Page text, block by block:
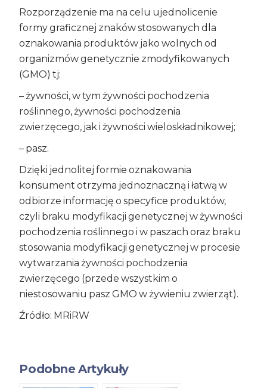
Rozporządzenie ma na celu ujednolicenie
formy graficznej znaków stosowanych dla
oznakowania produktów jako wolnych od
organizmów genetycznie zmodyfikowanych
(GMO) tj:
– żywności, w tym żywności pochodzenia
roślinnego, żywności pochodzenia
zwierzęcego, jak i żywności wieloskładnikowej;
– pasz.
Dzięki jednolitej formie oznakowania
konsument otrzyma jednoznaczną i łatwą w
odbiorze informację o specyfice produktów,
czyli braku modyfikacji genetycznej w żywności
pochodzenia roślinnego i w paszach oraz braku
stosowania modyfikacji genetycznej w procesie
wytwarzania żywności pochodzenia
zwierzęcego (przede wszystkim o
niestosowaniu pasz GMO w żywieniu zwierząt).
Źródło: MRiRW
Podobne Artykuły